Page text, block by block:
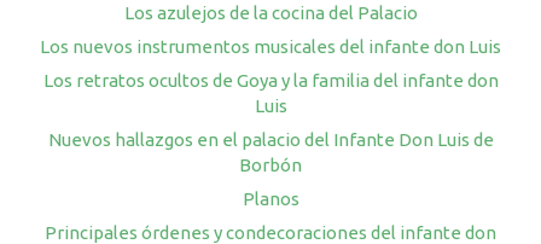
Los azulejos de la cocina del Palacio
Los nuevos instrumentos musicales del infante don Luis
Los retratos ocultos de Goya y la familia del infante don
Luis
Nuevos hallazgos en el palacio del Infante Don Luis de
Borbón
Planos
Principales órdenes y condecoraciones del infante don